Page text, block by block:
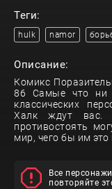
Теги:
hulk namor
Описание:
Комикс
86 Самые что ни
классических
Халк ждут вас.
противостоять
мир, чего бы им это
Все
повторяйте